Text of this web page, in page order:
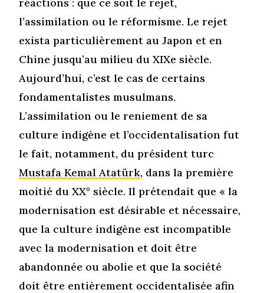
l’assimilation ou le réformisme. Le rejet
exista particulièrement au Japon et en
Chine jusqu’au milieu du XIXe siècle.
Aujourd’hui, c’est le cas de certains
fondamentalistes musulmans.
L’assimilation ou le reniement de sa
culture indigène et l’occidentalisation fut
le fait, notamment, du président turc
Mustafa Kemal Atatürk, dans la première
moitié du XX° siècle. Il prétendait que « la
modernisation est désirable et nécessaire,
que la culture indigène est incompatible
avec la modernisation et doit être
abandonnée ou abolie et que la société
doit être entièrement occidentalisée afin